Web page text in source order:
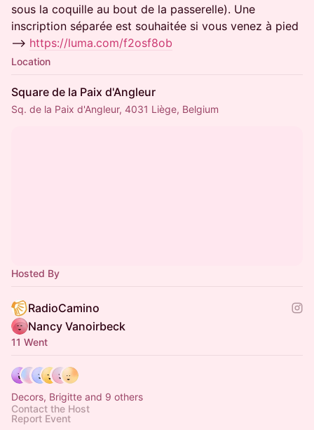
sous la coquille au bout de la passerelle). Une
inscription séparée est souhaitée si vous venez à pied
--> https://luma.com/f2osf8ob
Location
Square de la Paix d'Angleur
Sq. de la Paix d'Angleur, 4031 Liège, Belgium
Hosted By
RadioCamino
Nancy Vanoirbeck
11 Went
Decors, Brigitte and 9 others
Contact the Host
Report Event